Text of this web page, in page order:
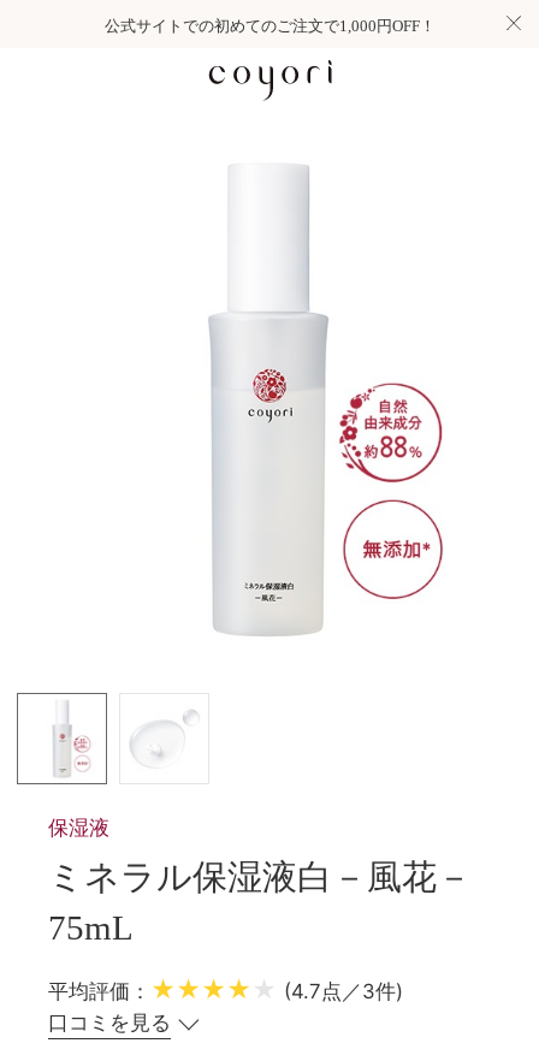
公式サイトでの初めてのご注文で1,000円OFF！
保湿液
ミネラル保湿液白－風花－
75mL
平均評価： ★★★★ ★ (4.7点／3件)
口コミを見る